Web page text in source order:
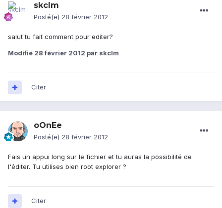
skclm
Posté(e) 28 février 2012
salut tu fait comment pour editer?
Modifié 28 février 2012 par skclm
Citer
oOnEe
Posté(e) 28 février 2012
Fais un appui long sur le fichier et tu auras la possibilité de
l'éditer. Tu utilises bien root explorer ?
Citer